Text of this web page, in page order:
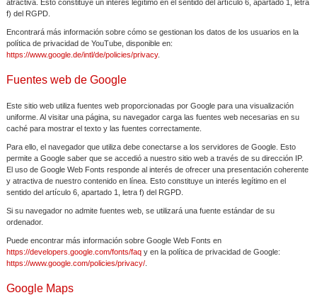
atractiva. Esto constituye un interés legítimo en el sentido del artículo 6, apartado 1, letra
f) del RGPD.
Encontrará más información sobre cómo se gestionan los datos de los usuarios en la
política de privacidad de YouTube, disponible en:
https://www.google.de/intl/de/policies/privacy.
Fuentes web de Google
Este sitio web utiliza fuentes web proporcionadas por Google para una visualización
uniforme. Al visitar una página, su navegador carga las fuentes web necesarias en su
caché para mostrar el texto y las fuentes correctamente.
Para ello, el navegador que utiliza debe conectarse a los servidores de Google. Esto
permite a Google saber que se accedió a nuestro sitio web a través de su dirección IP.
El uso de Google Web Fonts responde al interés de ofrecer una presentación coherente
y atractiva de nuestro contenido en línea. Esto constituye un interés legítimo en el
sentido del artículo 6, apartado 1, letra f) del RGPD.
Si su navegador no admite fuentes web, se utilizará una fuente estándar de su
ordenador.
Puede encontrar más información sobre Google Web Fonts en
https://developers.google.com/fonts/faqy en la política de privacidad de Google:
https://www.google.com/policies/privacy/.
Google Maps